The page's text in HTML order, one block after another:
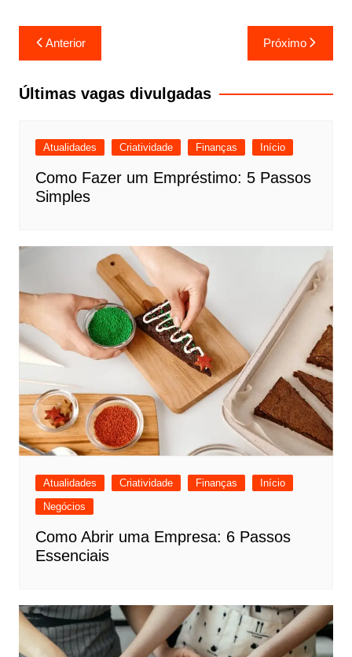
Navegação
de
Post
Anterior Próximo
Últimas vagas divulgadas
Atualidades Criatividade Finanças Início
Como Fazer um Empréstimo: 5 Passos
Simples
Atualidades Criatividade Finanças
Início
Negócios
Como Abrir uma Empresa: 6 Passos
Essenciais